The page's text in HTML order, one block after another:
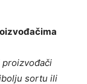
sortu ili